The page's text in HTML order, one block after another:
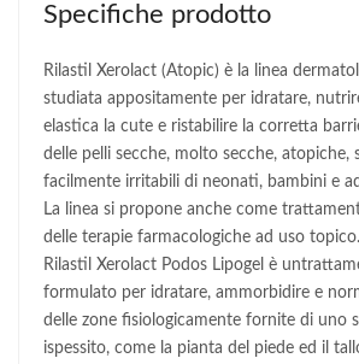
Specifiche prodotto
Rilastil Xerolact (Atopic) è la linea
studiata appositamente per idratare,
elastica la cute e ristabilire la corretta
delle pelli secche, molto secche, atopiche,
facilmente irritabili di neonati, bambini e
La linea si propone anche come
delle terapie farmacologiche ad uso topico.
Rilastil Xerolact Podos Lipogel è
formulato per idratare, ammorbidire e
delle zone fisiologicamente fornite di uno
ispessito, come la pianta del piede ed il